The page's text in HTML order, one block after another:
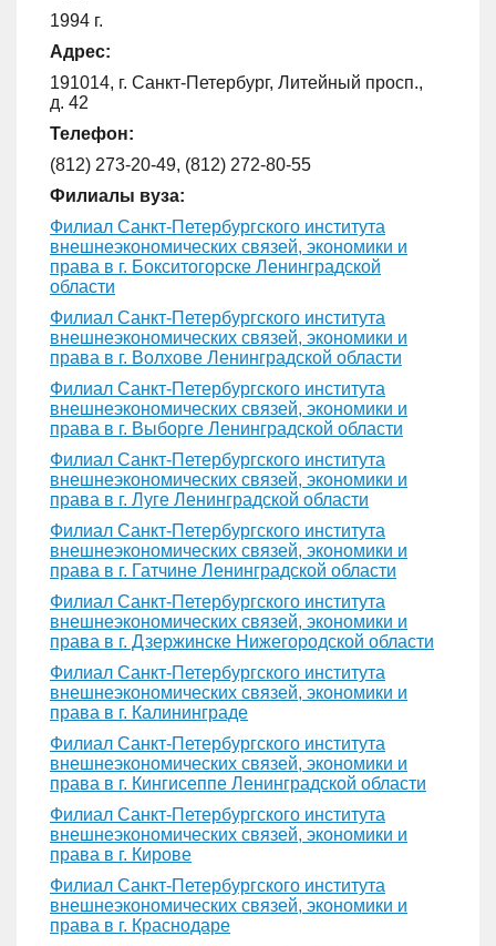
1994 г.
Адрес:
191014, г. Санкт-Петербург, Литейный просп.,
д. 42
Телефон:
(812) 273-20-49, (812) 272-80-55
Филиалы вуза:
Филиал Санкт-Петербургского института
внешнеэкономических связей, экономики и
права в г. Бокситогорске Ленинградской
области
Филиал Санкт-Петербургского института
внешнеэкономических связей, экономики и
права в г. Волхове Ленинградской области
Филиал Санкт-Петербургского института
внешнеэкономических связей, экономики и
права в г. Выборге Ленинградской области
Филиал Санкт-Петербургского института
внешнеэкономических связей, экономики и
права в г. Луге Ленинградской области
Филиал Санкт-Петербургского института
внешнеэкономических связей, экономики и
права в г. Гатчине Ленинградской области
Филиал Санкт-Петербургского института
внешнеэкономических связей, экономики и
права в г. Дзержинске Нижегородской области
Филиал Санкт-Петербургского института
внешнеэкономических связей, экономики и
права в г. Калининграде
Филиал Санкт-Петербургского института
внешнеэкономических связей, экономики и
права в г. Кингисеппе Ленинградской области
Филиал Санкт-Петербургского института
внешнеэкономических связей, экономики и
права в г. Кирове
Филиал Санкт-Петербургского института
внешнеэкономических связей, экономики и
права в г. Краснодаре